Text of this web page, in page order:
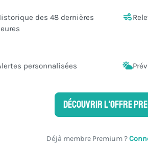
des 48 dernières
personnalisées
Découvrir l'offre
Déjà membre Premium ?